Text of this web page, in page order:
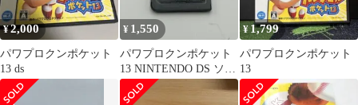
¥2,000
パワプロクンポケット
13 ds
¥ 1,550
パワプロクンポケット
13 NINTENDO DS ソフ
ト
¥1,799
パワプロクンポケット
13